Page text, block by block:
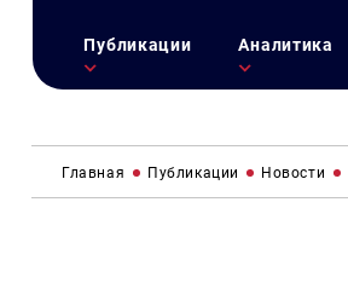
Публикации Аналитика
Главная Публикации Новости